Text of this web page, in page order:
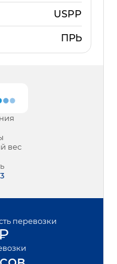
USPP
ПРЬ
вес
перевозки